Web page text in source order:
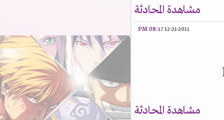
مشاهدة المحادثة
12-21-2011
08:17 PM
مشاهدة المحادثة